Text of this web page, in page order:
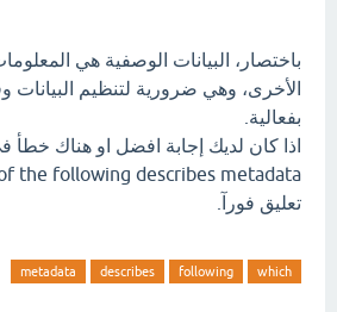
باختصار، البيانات الوصفية هي
الأخرى، وهي ضرورية لتنظيم البيانات
بفعالية.
اذا كان لديك إجابة افضل او هناك خطأ
تعليق فورآ.
which
following
describes
metadata